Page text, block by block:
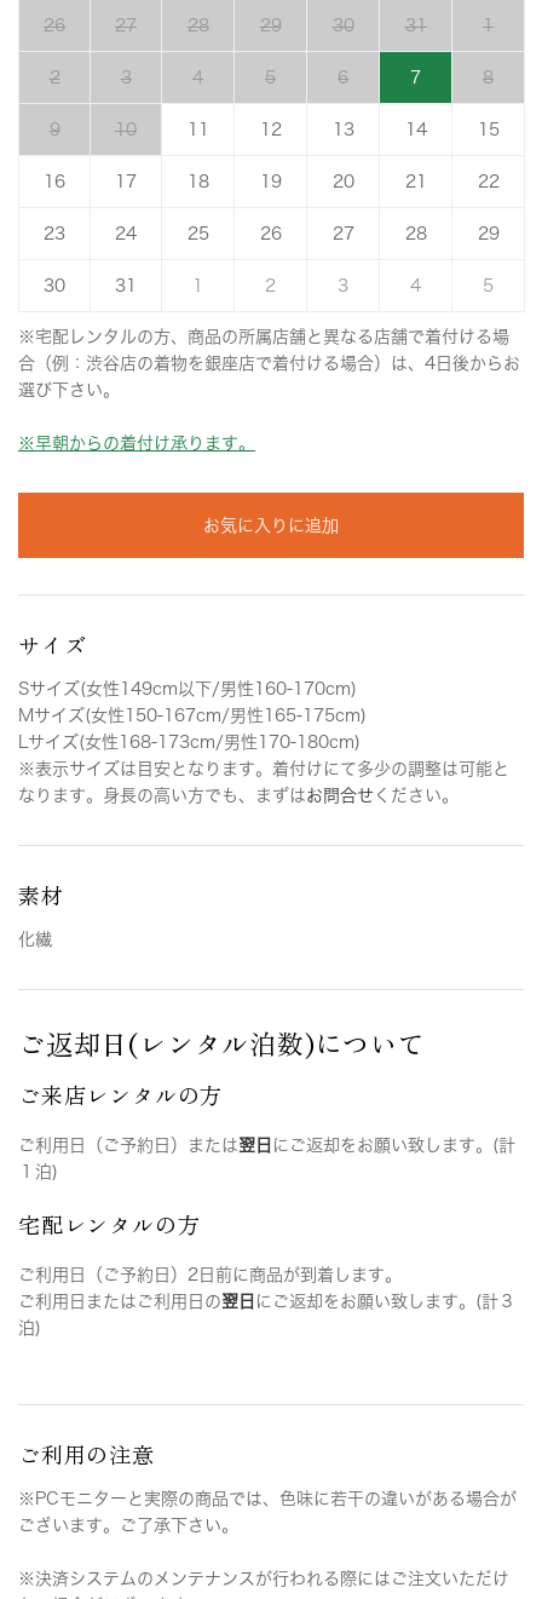
26 27 28 29 30 31 1
2 3 4 5 6 7 8
9 10 12 13 14 15
16 17 18 19 20 21 22
23 24 25 26 27 28 29
30 31 2 3 4 5
※宅配レンタルの方、商品の所属店舗と異なる店舗で着付ける場
合（例：渋谷店の着物を銀座店で着付ける場合）は、4日後からお
選び下さい。
※早朝からの着付け承ります。
お気に入りに追加
サイズ
Sサイズ(女性149cm以下/男性160-170cm)
Mサイズ(女性150-167cm/男性165-175cm)
Lサイズ(女性168-173cm/男性170-180cm)
※表示サイズは目安となります。着付けにて多少の調整は可能と
なります。身長の高い方でも、まずはお問合せ ください。
素材
化繊
ご返却日(レンタル泊数)について
ご来店レンタルの方
ご利用日（ご予約日）または翌日 にご返却をお願い致します。(計
１泊)
宅配レンタルの方
ご利用日（ご予約日）2日前に商品が到着します。
ご利用日またはご利用日の翌日 にご返却をお願い致します。(計３
泊)
ご利用の注意
※PCモニターと実際の商品では、色味に若干の違いがある場合が
ございます。ご了承下さい。
※決済システムのメンテナンスが行われる際にはご注文いただけ